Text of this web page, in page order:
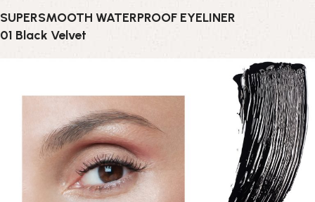
SUPERSMOOTH WATERPROOF EYELINER
01 Black Velvet